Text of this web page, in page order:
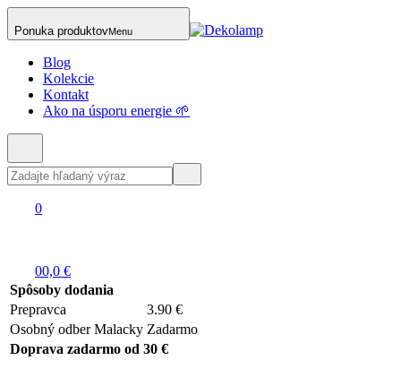
Ponuka produktovMenu
Blog
Kolekcie
Kontakt
Ako na úsporu energie 🌱
0
00,0 €
Spôsoby dodania
Prepravca
3.90 €
Osobný odber Malacky Zadarmo
Doprava zadarmo od 30 €